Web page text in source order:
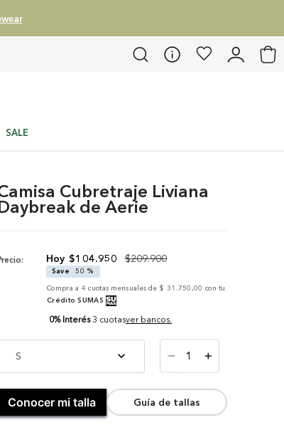
SALE
Cubretraje Liviana
de Aerie
$104.950 $209.900
Save
50 %
Compra a 4 cuotas mensuales de $ 31.750,00 con tu
Crédito SUMAS
0% Interés 3 cuotasver bancos.
S ＋
－
Conocer mi talla Guía de tallas